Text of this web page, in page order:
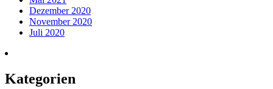
Dezember 2020
November 2020
Juli 2020
Kategorien